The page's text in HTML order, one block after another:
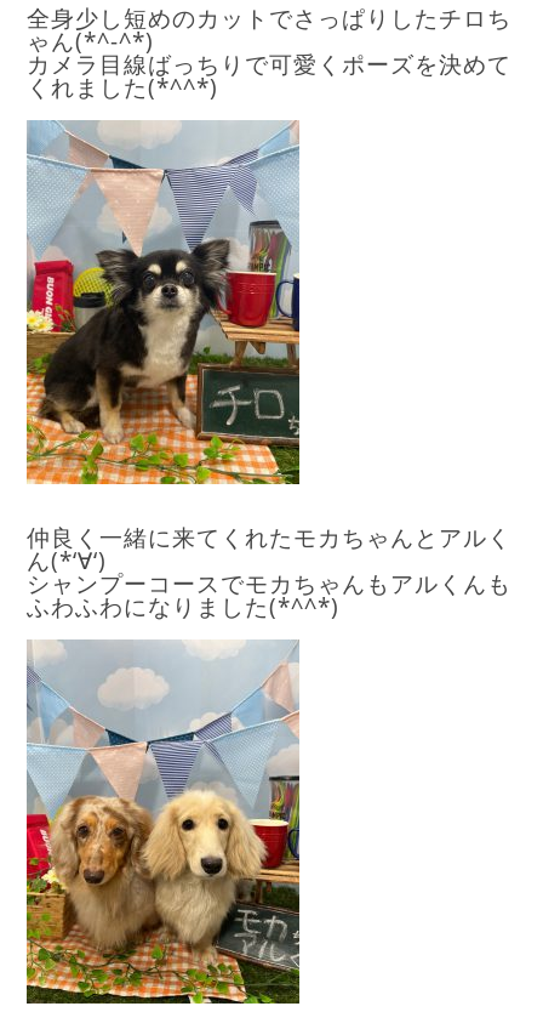
全身少し短めのカットでさっぱりしたチロち
ゃん(*^-^*)
カメラ目線ばっちりで可愛くポーズを決めて
くれました(*^^*)
仲良く一緒に来てくれたモカちゃんとアルく
ん(*‘∀‘)
シャンプーコースでモカちゃんもアルくんも
ふわふわになりました(*^^*)